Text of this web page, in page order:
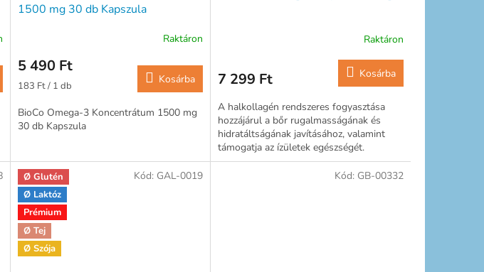
1500 mg 30 db Kapszula
Raktáron
5 490 Ft
Egységár:
183 Ft / 1 db Kosárba
BioCo Omega-3 Koncentrátum 1500 mg
30 db Kapszula
Raktáron
7 299 Ft Kosárba
A halkollagén rendszeres fogyasztása
hozzájárul a bőr rugalmasságának és
hidratáltságának javításához, valamint
támogatja az ízületek egészségét.
Ezenkívül a halkollagénnek...
Ø Glutén
Ø Laktóz
Prémium
Ø Tej
Ø Szója
Kód: GAL-0019 Kód: GB-00332